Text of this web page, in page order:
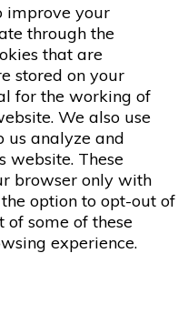
improve your
through the
that are
stored on your
for the working of
We also use
us analyze and
website. These
browser only with
option to opt-out of
of some of these
experience.